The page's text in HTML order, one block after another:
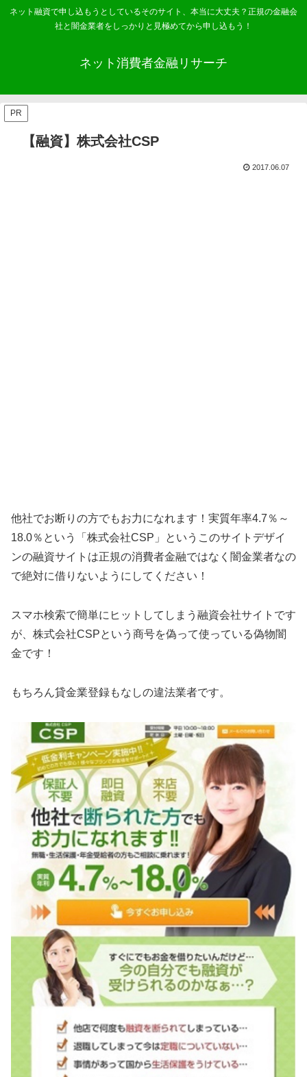
ネット融資で申し込もうとしているそのサイト、本当に大丈夫？正規の金融会
社と闇金業者をしっかりと見極めてから申し込もう！
ネット消費者金融リサーチ
PR
【融資】株式会社CSP
2017.06.07
他社でお断りの方でもお力になれます！実質年率4.7％～
18.0％という「株式会社CSP」というこのサイトデザイ
ンの融資サイトは正規の消費者金融ではなく闇金業者なの
で絶対に借りないようにしてください！
スマホ検索で簡単にヒットしてしまう融資会社サイトです
が、株式会社CSPという商号を偽って使っている偽物闇
金です！
もちろん貸金業登録もなしの違法業者です。